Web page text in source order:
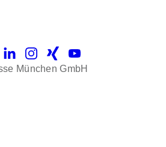
LinkedInInstagram
Xing
YouTube
München GmbH